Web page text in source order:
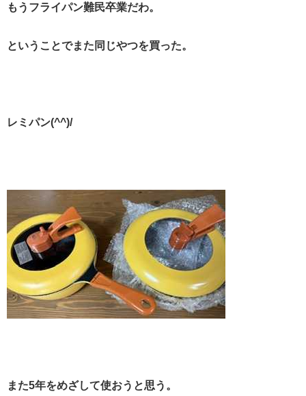
もうフライパン難民卒業だわ。
ということでまた同じやつを買った。
レミパン(^^)/
また5年をめざして使おうと思う。